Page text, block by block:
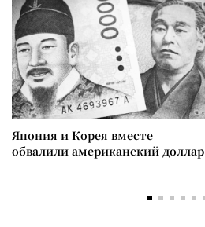
Япония и Корея вместе
обвалили американский доллар